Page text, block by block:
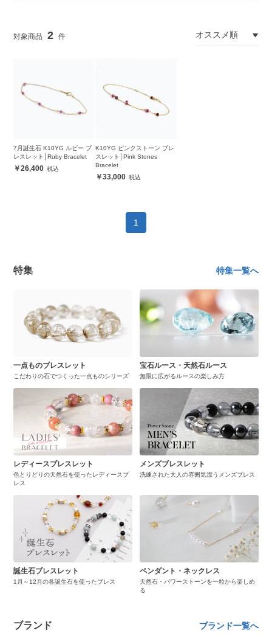
2
7月誕生石 K10YG ルビー ブ
レスレット│Ruby Bracelet
26,400
K10YG ピンクストーン ブレ
スレット│Pink Stones
Bracelet
33,000
1
特集 特集一覧へ
一点ものブレスレット
こだわりの石でつくった一点ものシリーズ
宝石ルース・天然石ルース
無限に広がるルースの楽しみ方
レディースブレスレット
色とりどりの天然石を使ったレディースブ
レス
メンズブレスレット
洗練された大人の雰囲気漂うメンズブレス
誕生石ブレスレット
1月～12月の各誕生石を使ったブレス
ペンダント・ネックレス
天然石・パワーストーンを一粒から楽しめ
る
ブランド ブランド一覧へ